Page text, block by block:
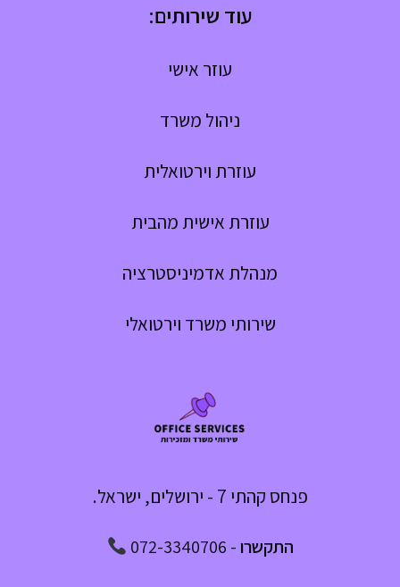
עוד שירותים:
עוזר אישי
ניהול משרד
עוזרת וירטואלית
עוזרת אישית מהבית
מנהלת אדמיניסטרציה
שירותי משרד וירטואלי
פנחס קהתי 7 - ירושלים, ישראל.
התקשרו-
072-3340706